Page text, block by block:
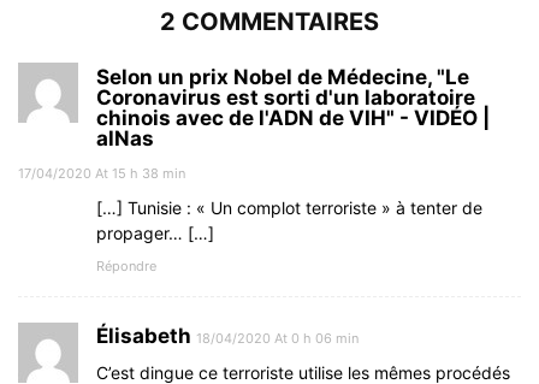
2 COMMENTAIRES
Selon un prix Nobel de Médecine, "Le
Coronavirus est sorti d'un laboratoire
chinois avec de l'ADN de VIH" - VIDÉO |
alNas
17/04/2020 At 15 h 38 min
[…] Tunisie : « Un complot terroriste » à tenter de
propager… […]
Répondre
Élisabeth 18/04/2020 At 0 h 06 min
C’est dingue ce terroriste utilise les mêmes procédés